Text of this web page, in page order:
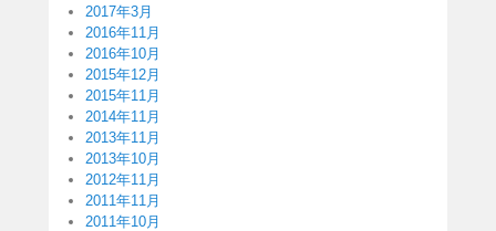
2017年3月
2016年11月
2016年10月
2015年12月
2015年11月
2014年11月
2013年11月
2013年10月
2012年11月
2011年11月
2011年10月